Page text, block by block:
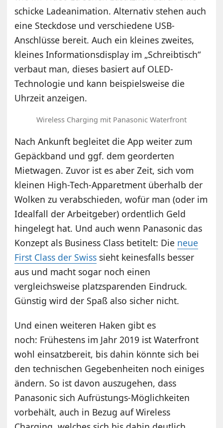
schicke Ladeanimation. Alternativ stehen auch
eine Steckdose und verschiedene USB-
Anschlüsse bereit. Auch ein kleines zweites,
kleines Informationsdisplay im „Schreibtisch“
verbaut man, dieses basiert auf OLED-
Technologie und kann beispielsweise die
Uhrzeit anzeigen.
Wireless Charging mit Panasonic Waterfront
Nach Ankunft begleitet die App weiter zum
Gepäckband und ggf. dem georderten
Mietwagen. Zuvor ist es aber Zeit, sich vom
kleinen High-Tech-Apparetment überhalb der
Wolken zu verabschieden, wofür man (oder im
Idealfall der Arbeitgeber) ordentlich Geld
hingelegt hat. Und auch wenn Panasonic das
Konzept als Business Class betitelt: Die neue
First Class der Swiss sieht keinesfalls besser
aus und macht sogar noch einen
vergleichsweise platzsparenden Eindruck.
Günstig wird der Spaß also sicher nicht.
Und einen weiteren Haken gibt es
noch: Frühestens im Jahr 2019 ist Waterfront
wohl einsatzbereit, bis dahin könnte sich bei
den technischen Gegebenheiten noch einiges
ändern. So ist davon auszugehen, dass
Panasonic sich Aufrüstungs-Möglichkeiten
vorbehält, auch in Bezug auf Wireless